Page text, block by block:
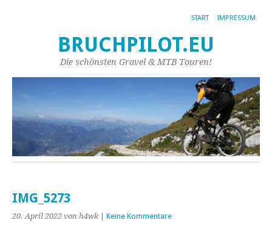
START IMPRESSUM
BRUCHPILOT.EU
Die schönsten Gravel & MTB Touren!
IMG_5273
20. April 2022 von h4wk| Keine Kommentare